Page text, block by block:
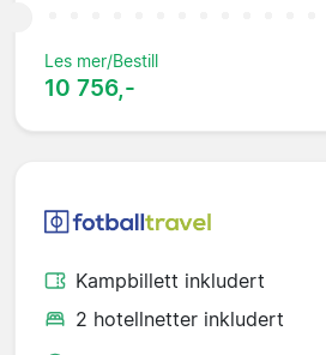
Les mer/Bestill
10 756,-
Kampbillett inkludert
2 hotellnetter inkludert